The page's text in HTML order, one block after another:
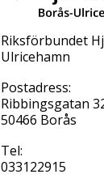
Riksförbundet
Ulricehamn
Postadress:
Ribbingsgatan
50466 Borås
Tel:
033122915